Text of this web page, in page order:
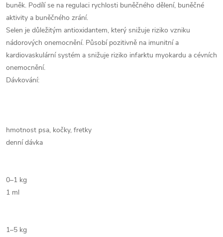
buněk. Podílí se na regulaci rychlosti buněčného dělení, buněčné
aktivity a buněčného zrání.
Selen je důležitým antioxidantem, který snižuje riziko vzniku
nádorových onemocnění. Působí pozitivně na imunitní a
kardiovaskulární systém a snižuje riziko infarktu myokardu a cévních
onemocnění.
Dávkování:
hmotnost psa, kočky, fretky
denní dávka
0–1 kg
1 ml
1–5 kg